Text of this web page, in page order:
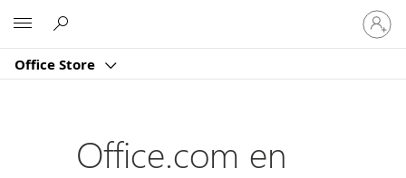
Office Store
Iniciar
sesión
en
cuenta
Office.com en